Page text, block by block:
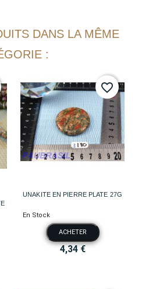
DANS LA MÊME
:
UNAKITE EN PIERRE PLATE 27G
En Stock
ACHETER
4,34 €
favorite_border